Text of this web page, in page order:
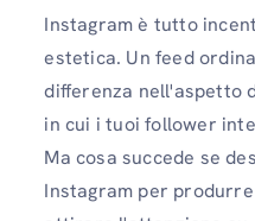
Instagram è tutto
estetica. Un feed
differenza nell'aspetto
in cui i tuoi follower
Ma cosa succede se
Instagram per